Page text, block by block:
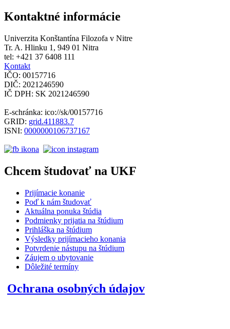
Kontaktné informácie
Univerzita Konštantína Filozofa v Nitre
Tr. A. Hlinku 1, 949 01 Nitra
tel: +421 37 6408 111
Kontakt
IČO: 00157716
DIČ: 2021246590
IČ DPH: SK 2021246590
E-schránka: ico://sk/00157716
GRID: grid.411883.7
ISNI: 0000000106737167
Chcem študovať na UKF
Prijímacie konanie
Poď k nám študovať
Aktuálna ponuka štúdia
Podmienky prijatia na štúdium
Prihláška na štúdium
Výsledky prijímacieho konania
Potvrdenie nástupu na štúdium
Záujem o ubytovanie
Dôležité termíny
Ochrana osobných údajov